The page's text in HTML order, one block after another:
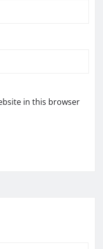
in this browser